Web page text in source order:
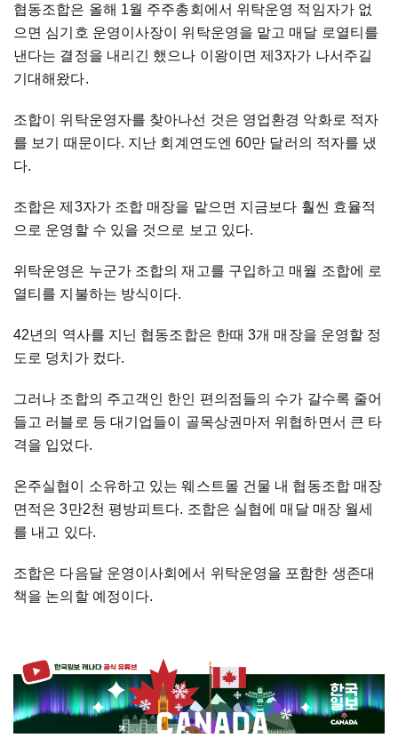
협동조합은 올해 1월 주주총회에서 위탁운영 적임자가 없
으면 심기호 운영이사장이 위탁운영을 맡고 매달 로열티를
낸다는 결정을 내리긴 했으나 이왕이면 제3자가 나서주길
기대해왔다.
조합이 위탁운영자를 찾아나선 것은 영업환경 악화로 적자
를 보기 때문이다. 지난 회계연도엔 60만 달러의 적자를 냈
다.
조합은 제3자가 조합 매장을 맡으면 지금보다 훨씬 효율적
으로 운영할 수 있을 것으로 보고 있다.
위탁운영은 누군가 조합의 재고를 구입하고 매월 조합에 로
열티를 지불하는 방식이다.
42년의 역사를 지닌 협동조합은 한때 3개 매장을 운영할 정
도로 덩치가 컸다.
그러나 조합의 주고객인 한인 편의점들의 수가 갈수록 줄어
들고 러블로 등 대기업들이 골목상권마저 위협하면서 큰 타
격을 입었다.
온주실협이 소유하고 있는 웨스트몰 건물 내 협동조합 매장
면적은 3만2천 평방피트다. 조합은 실협에 매달 매장 월세
를 내고 있다.
조합은 다음달 운영이사회에서 위탁운영을 포함한 생존대
책을 논의할 예정이다.